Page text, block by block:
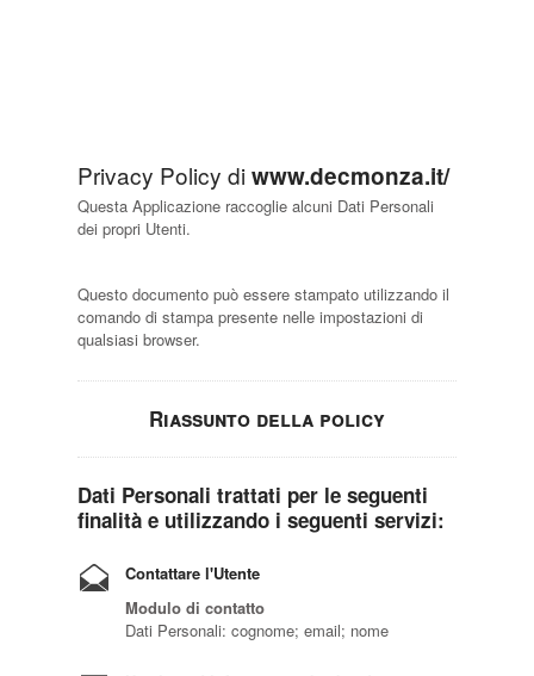
Privacy Policy di www.decmonza.it/
Questa Applicazione raccoglie alcuni Dati Personali
dei propri Utenti.
Questo documento può essere stampato utilizzando il
comando di stampa presente nelle impostazioni di
qualsiasi browser.
Riassunto della policy
Dati Personali trattati per le seguenti
finalità e utilizzando i seguenti servizi:
Contattare l'Utente
Modulo di contatto
Dati Personali: cognome; email; nome